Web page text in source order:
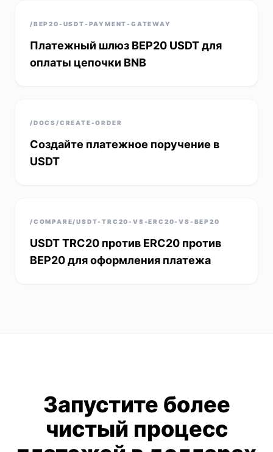
/BEP20-USDT-PAYMENT-GATEWAY
Платежный шлюз BEP20 USDT для
оплаты цепочки BNB
/DOCS/CREATE-ORDER
Создайте платежное поручение в
USDT
/COMPARE/USDT-TRC20-VS-ERC20-VS-BEP20
USDT TRC20 против ERC20 против
BEP20 для оформления платежа
Запустите более
чистый процесс